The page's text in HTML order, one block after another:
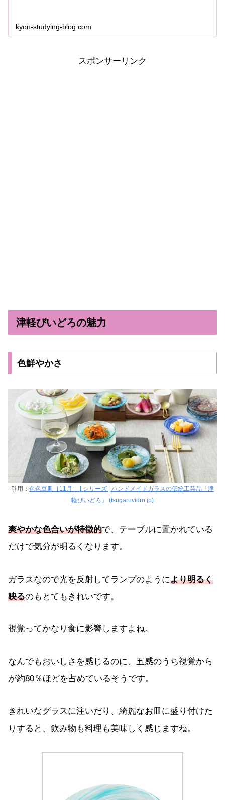
kyon-studying-blog.com
スポンサーリンク
津軽びいどろの魅力
色鮮やかさ
引用： 色色豆皿［11月］ | シリーズ | ハンドメイドガラスの伝統工芸品「津
軽びいどろ」 (tsugaruvidro.jp)
爽やかな色合いが特徴的で、テーブルに置かれている
だけで気分が明るくなります。
ガラスなので光を反射してランプのようにより明るく
映るのもとてもきれいです。
視覚ってかなり食に影響しますよね。
なんでもおいしさを感じるのに、五感のうち視覚から
が約80％ほどを占めているそうです。
きれいなグラスに注いだり、綺麗なお皿に盛り付けた
りすると、飲み物も料理も美味しく感じますね。